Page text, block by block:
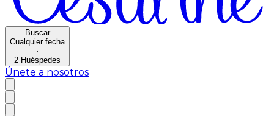
Buscar
Cualquier fecha
·
2 Huéspedes
Únete a nosotros